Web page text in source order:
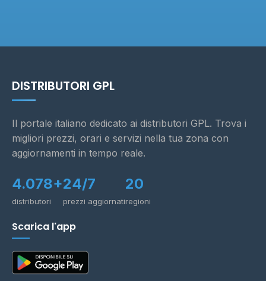
DISTRIBUTORI GPL
Il portale italiano dedicato ai distributori GPL. Trova i
migliori prezzi, orari e servizi nella tua zona con
aggiornamenti in tempo reale.
4.078+
distributori
24/7
prezzi aggiornati
20
regioni
Scarica l'app